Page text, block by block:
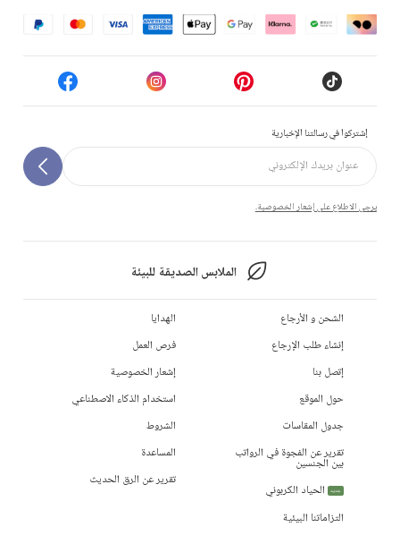
إشتركوا في رسالتنا الإخبارية
يرجى الاطلاع على إشعار الخصوصية.
الملابس الصديقة للبيئة
الشحن و الأرجاع
إنشاء طلب الإرجاع
إتصل بنا
حول الموقع
جدول المقاسات
تقرير عن الفجوة في الرواتب
بين الجنسين
جديد
الحياد الكربوني
التزاماتنا البيئية
الهدايا
فرص العمل
إشعار الخصوصية
استخدام الذكاء الاصطناعي
الشروط
المساعدة
تقرير عن الرق الحديث